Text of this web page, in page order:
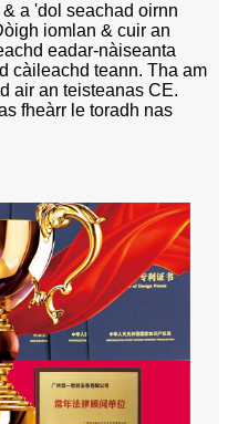
a 'dol seachad oirnn
iomlan & cuir an
eadar-nàiseanta
càileachd teann. Tha am
air an teisteanas CE.
fheàrr le toradh nas